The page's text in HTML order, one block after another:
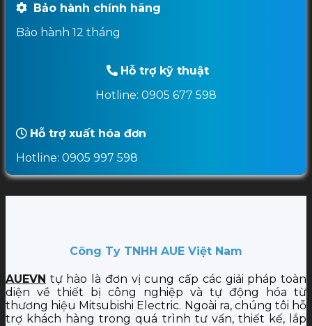
Bảo hành chính hãng
Bảo hành 12 tháng
Hỗ trợ kỹ thuật
Hotline: 0905 677 598
Hỗ trợ xuất hóa đơn
Hotline: 0905 997 598
Công Ty TNHH AUE Việt Nam
AUEVN tự hào là đơn vị cung cấp các giải pháp toàn
diện về thiết bị công nghiệp và tự động hóa từ
thương hiệu Mitsubishi Electric. Ngoài ra, chúng tôi hỗ
trợ khách hàng trong quá trình tư vấn, thiết kế, lắp